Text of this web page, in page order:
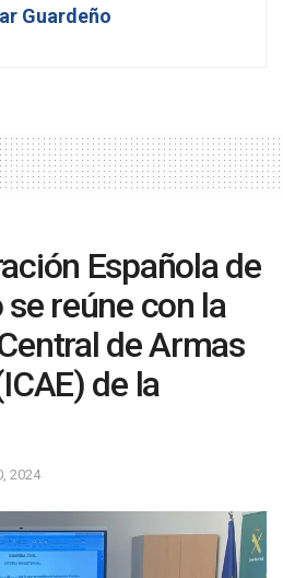
Guardeño
Española de
reúne con la
de Armas
de la
2024